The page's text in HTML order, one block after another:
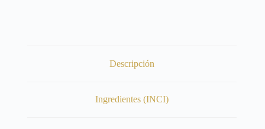
Descripción
Ingredientes (INCI)